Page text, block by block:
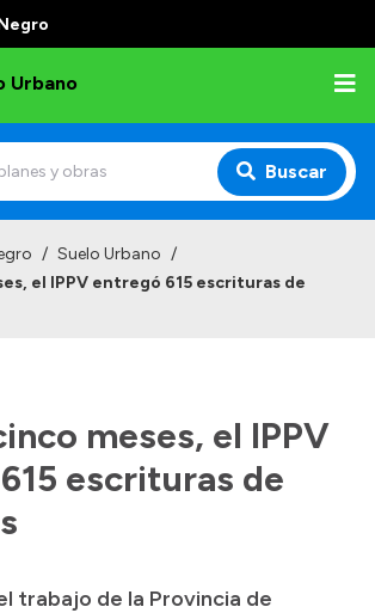
Urbano
Buscar
/ Suelo Urbano /
el IPPV entregó 615 escrituras de
meses, el IPPV
escrituras de
trabajo de la Provincia de